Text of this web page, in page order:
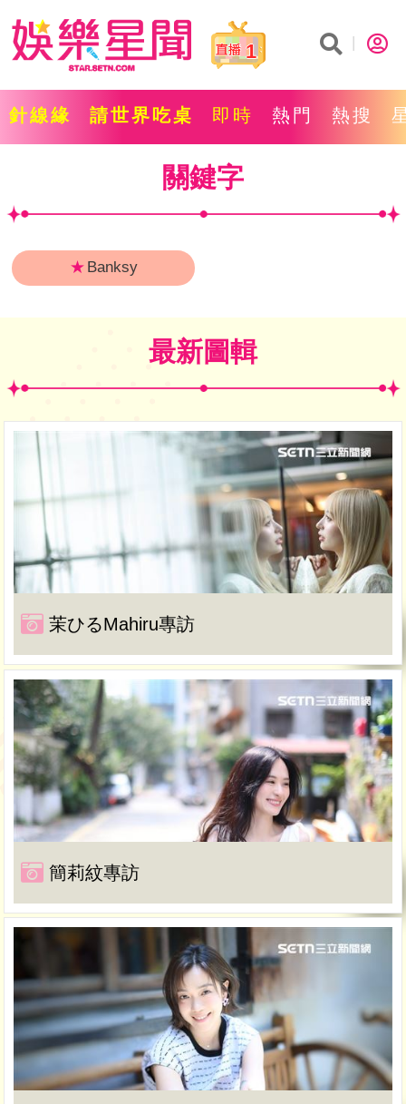
1
針線緣 請世界吃桌 即時 熱門 熱搜
關鍵字
★ Banksy
最新圖輯
茉ひるMahiru專訪
簡莉紋專訪